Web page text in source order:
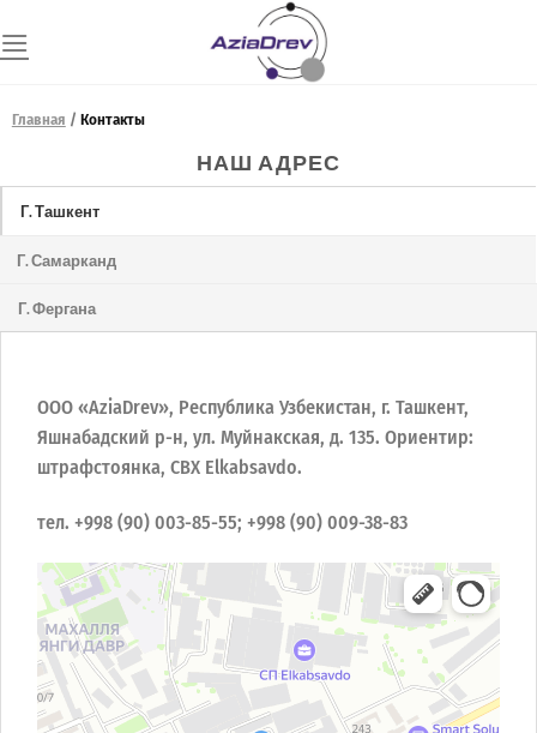
to
Главная / Контакты
НАШ АДРЕС
Г. Ташкент
Г. Самарканд
Г. Фергана
ООО «AziaDrev», Республика Узбекистан, г. Ташкент,
Яшнабадский р-н, ул. Муйнакская, д. 135. Ориентир:
штрафстоянка, СВХ Elkabsavdo.
тел. +998 (90) 003-85-55; +998 (90) 009-38-83